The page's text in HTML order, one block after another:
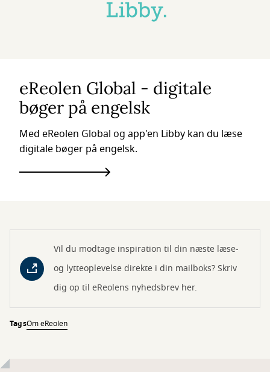
eReolen Global - digitale
bøger på engelsk
Med eReolen Global og app'en Libby kan du læse
digitale bøger på engelsk.
Vil du modtage inspiration til din næste læse-
og lytteoplevelse direkte i din mailboks? Skriv
dig op til eReolens nyhedsbrev her.
TagsOm eReolen